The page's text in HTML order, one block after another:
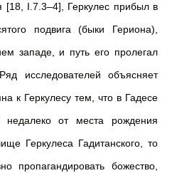
[18, I.7.3–4], Геркулес прибыл в
подвига (быки Гериона),
западе, и путь его пролегал
исследователей объясняет
к Геркулесу тем, что в Гадесе
от места рождения
Геркулеса Гадитанского, то
пропагандировать божество,